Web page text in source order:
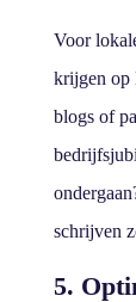
Voor
krijgen op
blogs of
schrijven
5.